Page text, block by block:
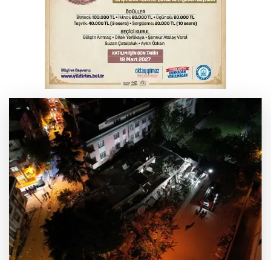
Bursa’da bugün hava nasıl olacak?
Bursa'da kontrolden çıkan araç orta
refüje çıktı